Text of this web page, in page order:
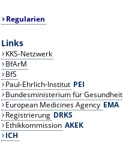
Regularien
Links
KKS-Netzwerk
BfArM
BfS
Paul-Ehrlich-Institut PEI
Bundesministerium für Gesundheit
European Medicines Agency EMA
Registrierung DRKS
Ethikkommission AKEK
ICH